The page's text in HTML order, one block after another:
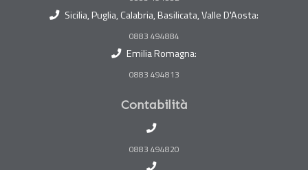
Sicilia, Puglia, Calabria, Basilicata, Valle D'Aosta:
0883 494884
Emilia Romagna:
0883 494813
Contabilità
0883 494820